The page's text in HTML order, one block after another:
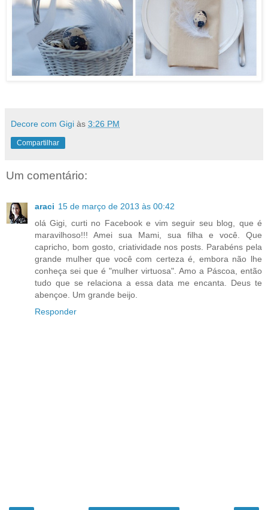
Decore com Gigi às 3:26 PM
Compartilhar
Um comentário:
araci 15 de março de 2013 às 00:42
olá Gigi, curti no Facebook e vim seguir seu blog, que é
maravilhoso!!! Amei sua Mami, sua filha e você. Que
capricho, bom gosto, criatividade nos posts. Parabéns pela
grande mulher que você com certeza é, embora não lhe
conheça sei que é "mulher virtuosa". Amo a Páscoa, então
tudo que se relaciona a essa data me encanta. Deus te
abençoe. Um grande beijo.
Responder